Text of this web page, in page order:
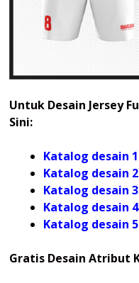
Untuk Desain Jersey
Sini:
Katalog desain 1
Katalog desain 2
Katalog desain 3
Katalog desain 4
Katalog desain 5
Gratis Desain Atribut